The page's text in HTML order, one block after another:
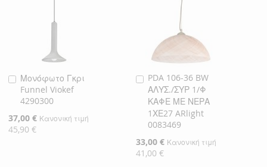
Μονόφωτο Γκρι
Funnel Viokef
4290300
Ειδική
Τιμή
37,00 € Κανονική τιμή
45,90 €
Προσθήκη
στο
Καλάθι
PDA 106-36 BW
ΑΛΥΣ./ΣΥΡ 1/Φ
ΚΑΦΕ ΜΕ ΝΕΡΑ
1ΧΕ27 ARlight
0083469
Ειδική
Τιμή
33,00 € Κανονική τιμή
41,00 €
Προσθήκη
στο
Καλάθι